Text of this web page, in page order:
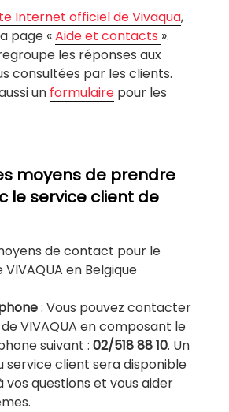
Internet officiel de Vivaqua,
page «Aide et contacts ».
les réponses aux
consultées par les clients.
un formulaire pour les
moyens de prendre
le service client de
de contact pour le
en Belgique
: Vous pouvez contacter
VIVAQUA en composant le
suivant : 02/518 88 10. Un
service client sera disponible
questions et vous aider